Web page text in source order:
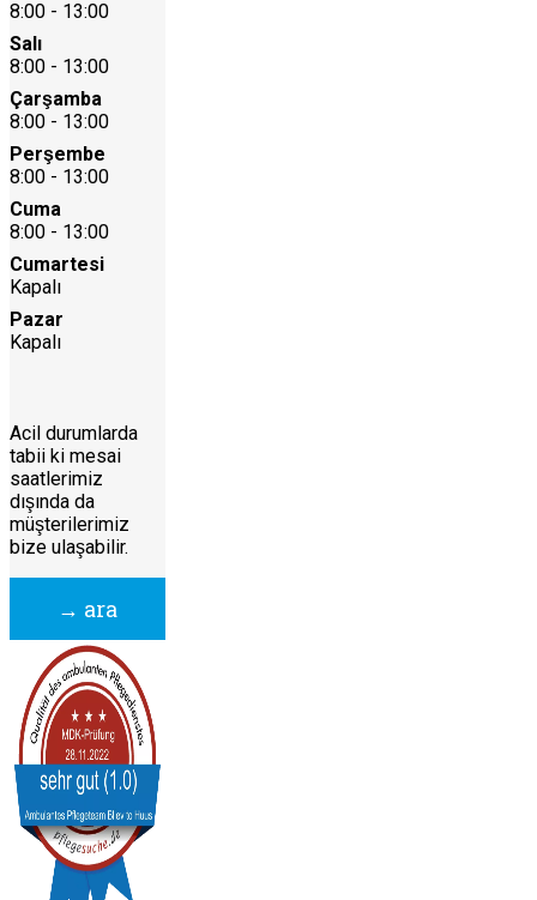
8:00 - 13:00
Salı
8:00 - 13:00
Çarşamba
8:00 - 13:00
Perşembe
8:00 - 13:00
Cuma
8:00 - 13:00
Cumartesi
Kapalı
Pazar
Kapalı
Acil durumlarda
tabii ki mesai
saatlerimiz
dışında da
müşterilerimiz
bize ulaşabilir.
→ ara